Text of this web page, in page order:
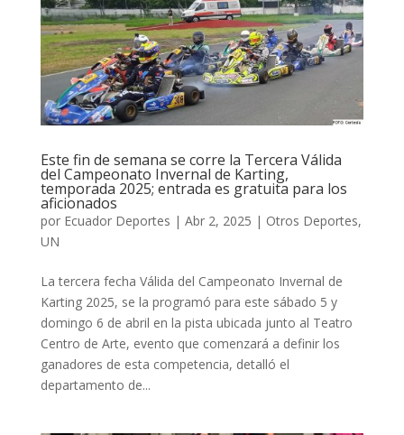
Este fin de semana se corre la Tercera Válida
del Campeonato Invernal de Karting,
temporada 2025; entrada es gratuita para los
aficionados
por Ecuador Deportes | Abr 2, 2025 | Otros Deportes,
UN
La tercera fecha Válida del Campeonato Invernal de
Karting 2025, se la programó para este sábado 5 y
domingo 6 de abril en la pista ubicada junto al Teatro
Centro de Arte, evento que comenzará a definir los
ganadores de esta competencia, detalló el
departamento de...